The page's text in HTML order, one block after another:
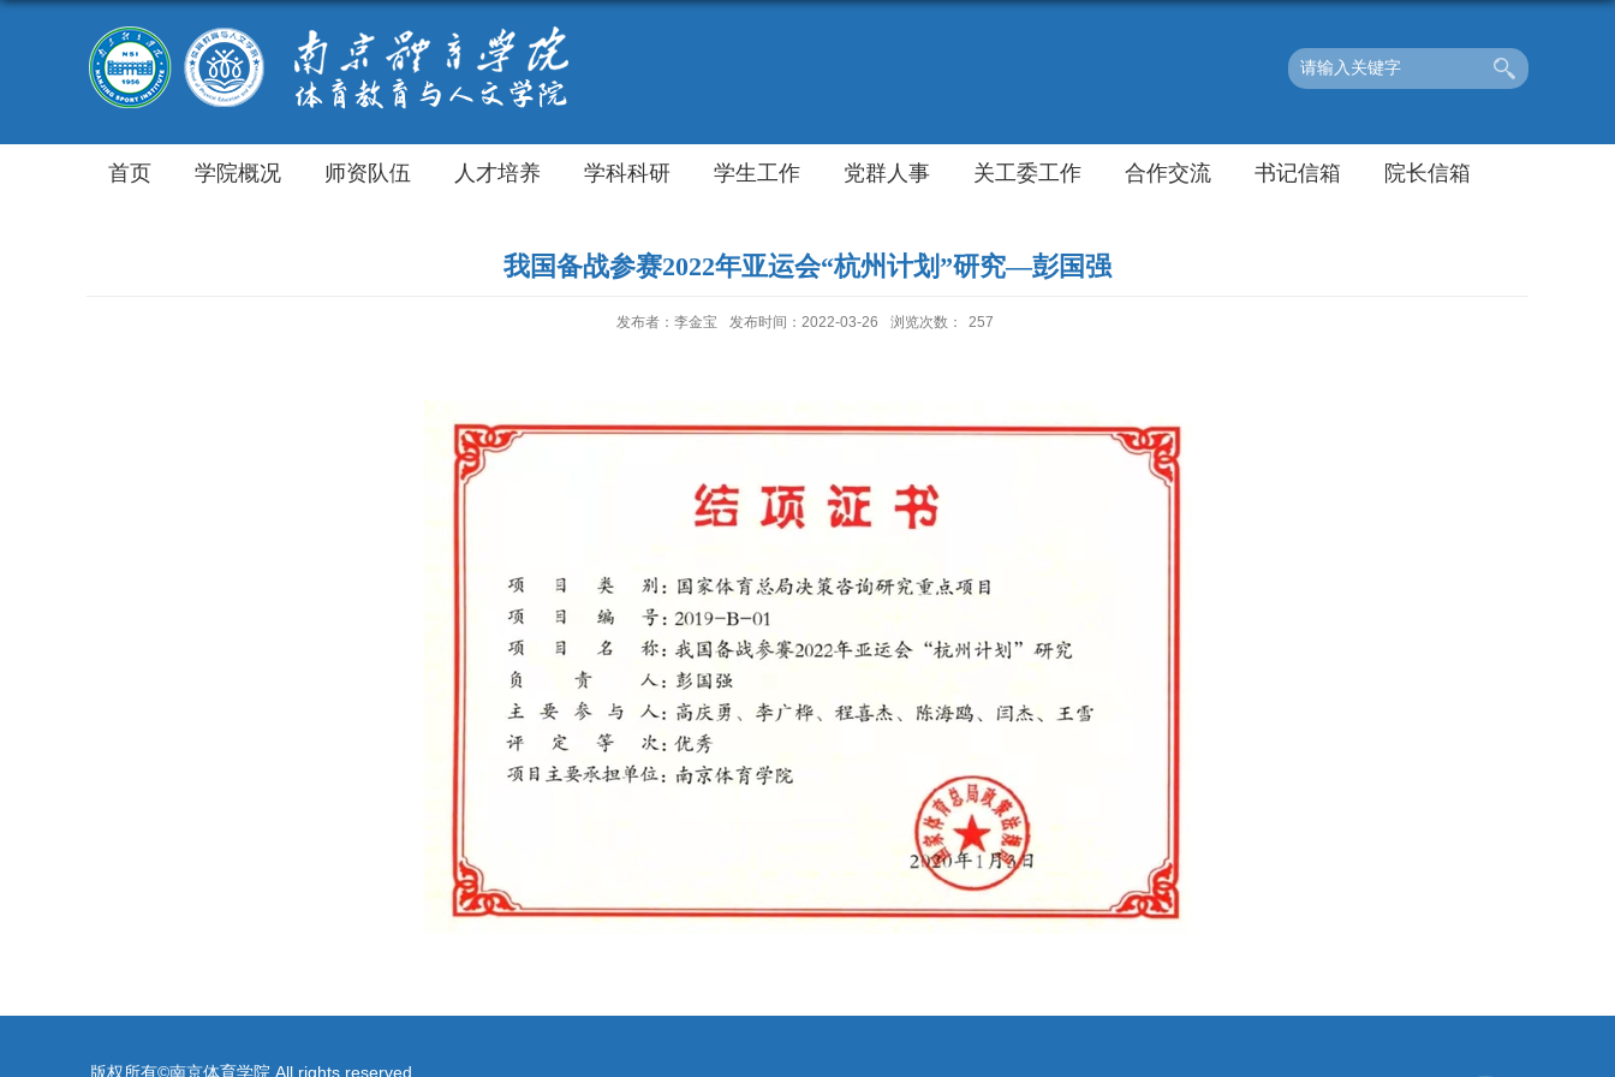
首页 学院概况 师资队伍 人才培养 学科科研 学生工作 党群人事 关工委工作 合作交流 书记信箱 院长信箱
我国备战参赛2022年亚运会“杭州计划”研究—彭国强
发布者：李金宝 发布时间：2022-03-26 浏览次数： 257
版权所有©南京体育学院 All rights reserved